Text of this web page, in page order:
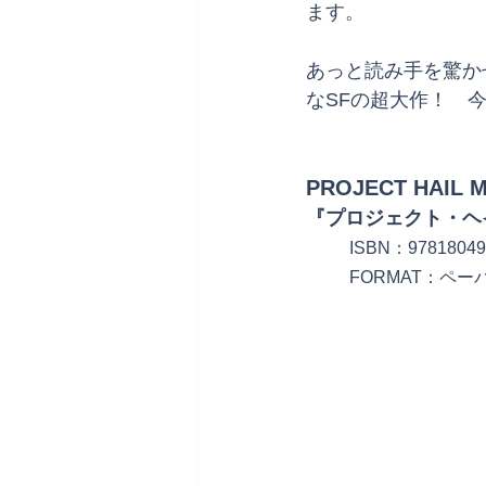
ます。
あっと読み手を驚
なSFの超大作！　
PROJECT HAIL
『プロジェクト・
ISBN：
FORMAT：ペー